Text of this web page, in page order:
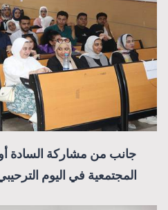
جانب من مشاركة السادة
المجتمعية في اليوم